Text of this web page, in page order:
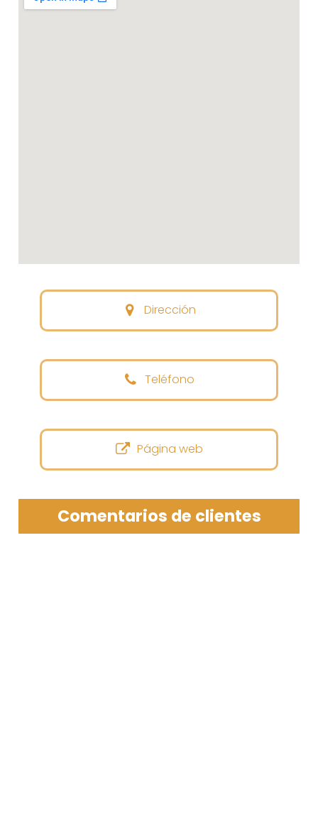
Dirección
Teléfono
Página web
Comentarios de clientes